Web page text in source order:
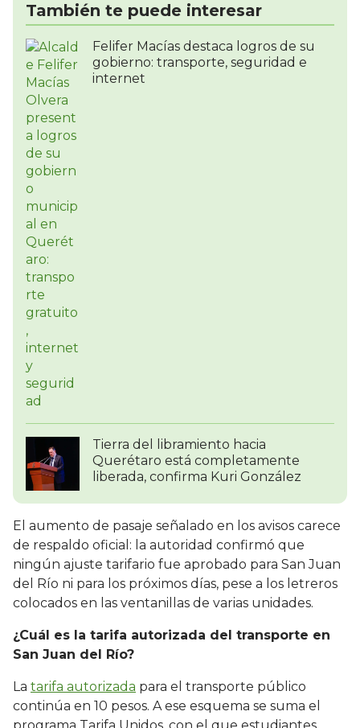
También te puede interesar
Felifer Macías destaca logros de su
gobierno: transporte, seguridad e
internet
Tierra del libramiento hacia
Querétaro está completamente
liberada, confirma Kuri González
El aumento de pasaje señalado en los avisos carece
de respaldo oficial: la autoridad confirmó que
ningún ajuste tarifario fue aprobado para San Juan
del Río ni para los próximos días, pese a los letreros
colocados en las ventanillas de varias unidades.
¿Cuál es la tarifa autorizada del transporte en
San Juan del Río?
La tarifa autorizada para el transporte público
continúa en 10 pesos. A ese esquema se suma el